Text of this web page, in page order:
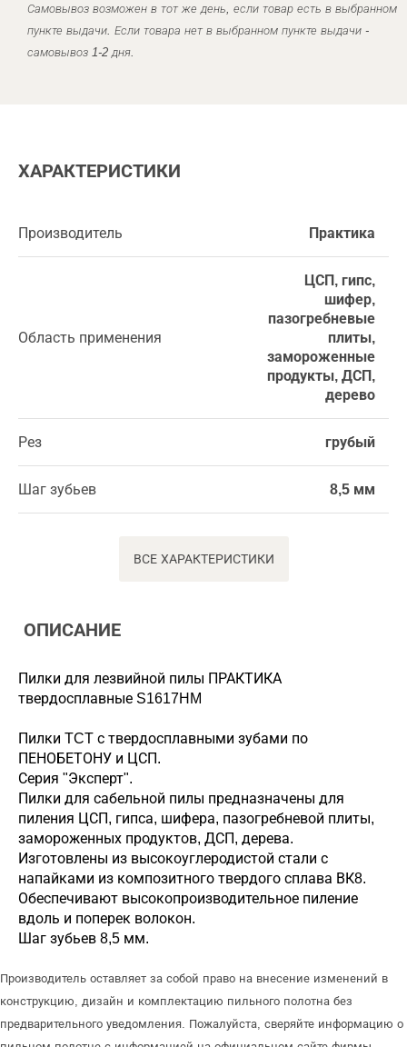
Самовывоз возможен в тот же день, если товар есть в выбранном
пункте выдачи. Если товара нет в выбранном пункте выдачи -
самовывоз 1-2 дня.
ХАРАКТЕРИСТИКИ
Производитель Практика
Область применения
ЦСП, гипс,
шифер,
пазогребневые
плиты,
замороженные
продукты, ДСП,
дерево
Рез грубый
Шаг зубьев 8,5 мм
ВСЕ ХАРАКТЕРИСТИКИ
ОПИСАНИЕ
Пилки для лезвийной пилы ПРАКТИКА
твердосплавные S1617HM
Пилки TCT с твердосплавными зубами по
ПЕНОБЕТОНУ и ЦСП.
Серия "Эксперт".
Пилки для сабельной пилы предназначены для
пиления ЦСП, гипса, шифера, пазогребневой плиты,
замороженных продуктов, ДСП, дерева.
Изготовлены из высокоуглеродистой стали с
напайками из композитного твердого сплава ВК8.
Обеспечивают высокопроизводительное пиление
вдоль и поперек волокон.
Шаг зубьев 8,5 мм.
Производитель оставляет за собой право на внесение изменений в
конструкцию, дизайн и комплектацию пильного полотна без
предварительного уведомления. Пожалуйста, сверяйте информацию о